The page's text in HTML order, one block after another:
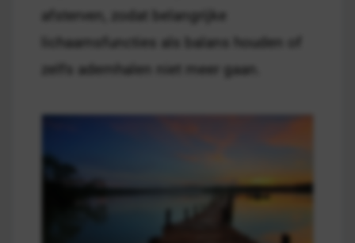
afsterven, zodat belangrijke
lichaamsfuncties als balans houden of
zelfs ademhalen niet meer gaan.